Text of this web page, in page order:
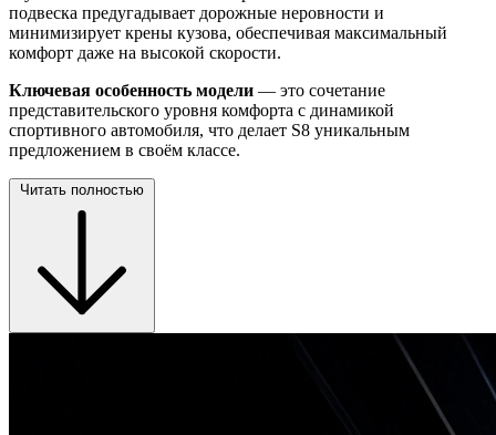
подвеска предугадывает дорожные неровности и
минимизирует крены кузова, обеспечивая максимальный
комфорт даже на высокой скорости.
Ключевая особенность модели — это сочетание
представительского уровня комфорта с динамикой
спортивного автомобиля, что делает S8 уникальным
предложением в своём классе.
Читать полностью